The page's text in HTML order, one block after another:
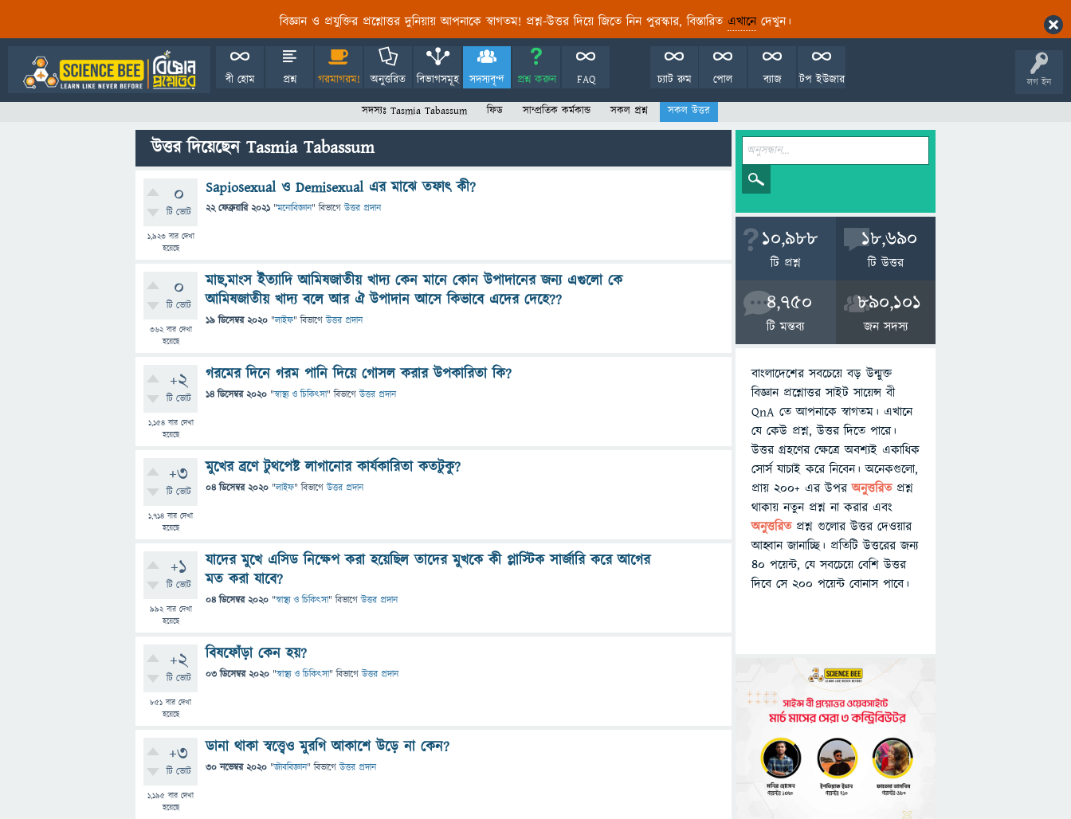
বিজ্ঞান ও প্রযুক্তির প্রশ্নোত্তর দুনিয়ায় আপনাকে স্বাগতম! প্রশ্ন-উত্তর দিয়ে জিতে নিন পুরস্কার, বিস্তারিত এখানেদেখুন।
লগ ইন
বী হোম প্রশ্ন গরমাগরম! অনুত্তরিত বিভাগসমূহ সদস্যবৃন্দ প্রশ্ন করুন FAQ টপ ইউজার
ব্যাজ
পোল
চ্যাট রুম
সদস্যঃ Tasmia Tabassum ফিড সাম্প্রতিক কর্মকান্ড সকল প্রশ্ন সকল উত্তর
উত্তর দিয়েছেন Tasmia Tabassum
0
টি ভোট
1,923বার দেখা
হয়েছে
Sapiosexual ও Demisexual এর মাঝে তফাৎ কী?
22 ফেব্রুয়ারি 2021 "মনোবিজ্ঞান" বিভাগে উত্তর প্রদান
0
টি ভোট
362বার দেখা
হয়েছে
মাছ,মাংস ইত্যাদি আমিষজাতীয় খাদ্য কেন মানে কোন উপাদানের জন্য এগুলো কে
আমিষজাতীয় খাদ্য বলে আর ঐ উপাদান আসে কিভাবে এদের দেহে??
19 ডিসেম্বর 2020 "লাইফ" বিভাগে উত্তর প্রদান
+2
টি ভোট
1,154বার দেখা
হয়েছে
গরমের দিনে গরম পানি দিয়ে গোসল করার উপকারিতা কি?
14 ডিসেম্বর 2020 "স্বাস্থ্য ও চিকিৎসা" বিভাগে উত্তর প্রদান
+3
টি ভোট
1,714 বার দেখা
হয়েছে
মুখের ব্রণে টুথপেষ্ট লাগানোর কার্যকারিতা কতটুকু?
04 ডিসেম্বর 2020 "লাইফ" বিভাগে উত্তর প্রদান
+1
টি ভোট
992বার দেখা
হয়েছে
যাদের মুখে এসিড নিক্ষেপ করা হয়েছিল তাদের মুখকে কী প্লাস্টিক সার্জারি করে আগের
মত করা যাবে?
04 ডিসেম্বর 2020 "স্বাস্থ্য ও চিকিৎসা" বিভাগে উত্তর প্রদান
+2
টি ভোট
851 বার দেখা
হয়েছে
বিষফোঁড়া কেন হয়?
03 ডিসেম্বর 2020 "স্বাস্থ্য ও চিকিৎসা" বিভাগে উত্তর প্রদান
+3
টি ভোট
1,195 বার দেখা
হয়েছে
ডানা থাকা স্বত্ত্বেও মুরগি আকাশে উড়ে না কেন?
30 নভেম্বর 2020 "জীববিজ্ঞান" বিভাগে উত্তর প্রদান
10,988
টি প্রশ্ন
18,690
টি উত্তর
4,750
টি মন্তব্য
890,101
জন সদস্য
বাংলাদেশের সবচেয়ে বড় উন্মুক্ত
বিজ্ঞান প্রশ্নোত্তর সাইট সায়েন্স বী
QnA তে আপনাকে স্বাগতম। এখানে
যে কেউ প্রশ্ন, উত্তর দিতে পারে।
উত্তর গ্রহণের ক্ষেত্রে অবশ্যই একাধিক
সোর্স যাচাই করে নিবেন। অনেকগুলো,
প্রায় ২০০+ এর উপরঅনুত্তরিতপ্রশ্ন
থাকায় নতুন প্রশ্ন না করার এবং
অনুত্তরিত প্রশ্ন গুলোর উত্তর দেওয়ার
আহ্বান জানাচ্ছি। প্রতিটি উত্তরের জন্য
৪০ পয়েন্ট, যে সবচেয়ে বেশি উত্তর
দিবে সে ২০০ পয়েন্ট বোনাস পাবে।